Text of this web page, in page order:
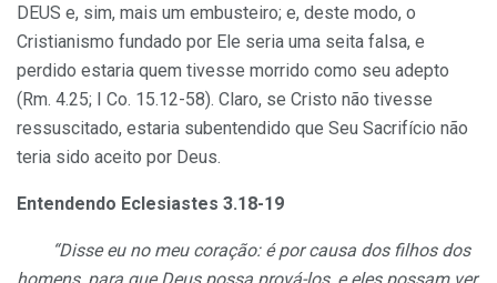
DEUS e, sim, mais um embusteiro; e, deste modo, o
Cristianismo fundado por Ele seria uma seita falsa, e
perdido estaria quem tivesse morrido como seu adepto
(Rm. 4.25; I Co. 15.12-58). Claro, se Cristo não tivesse
ressuscitado, estaria subentendido que Seu Sacrifício não
teria sido aceito por Deus.
Entendendo Eclesiastes 3.18-19
“Disse eu no meu coração: é por causa dos filhos dos
homens, para que Deus possa prová-los, e eles possam ver